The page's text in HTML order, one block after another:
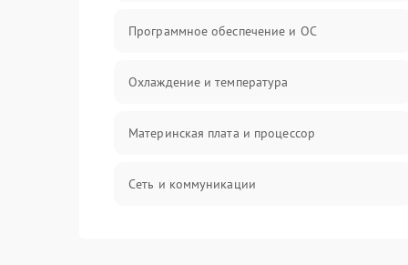
Программное обеспечение и ОС
Охлаждение и температура
Материнская плата и процессор
Сеть и коммуникации